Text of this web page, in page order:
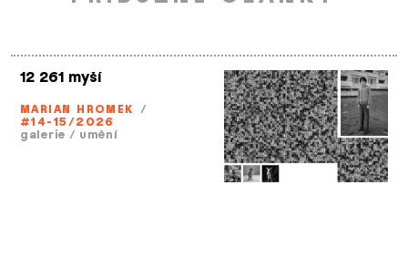
12 261 myší
MARIAN HROMEK /
#14-15/2026
galerie / umění